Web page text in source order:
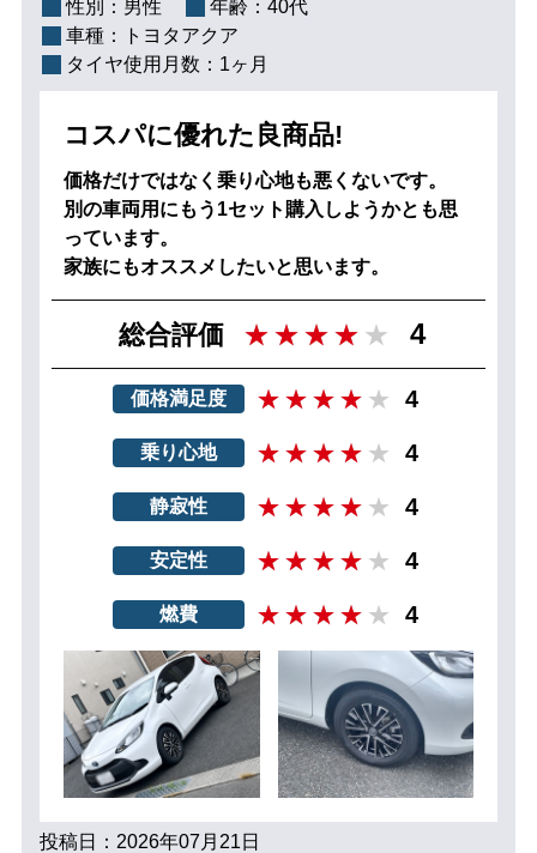
性別： 男性 年齢： 40代
車種：
トヨタアクア
タイヤ使用月数： 1ヶ月
コスパに優れた良商品!
価格だけではなく乗り心地も悪くないです。
別の車両用にもう1セット購入しようかとも思
っています。
家族にもオススメしたいと思います。
総合評価 4
価格満足度 4
乗り心地 4
静寂性 4
安定性 4
燃費 4
投稿日：2026年07月21日